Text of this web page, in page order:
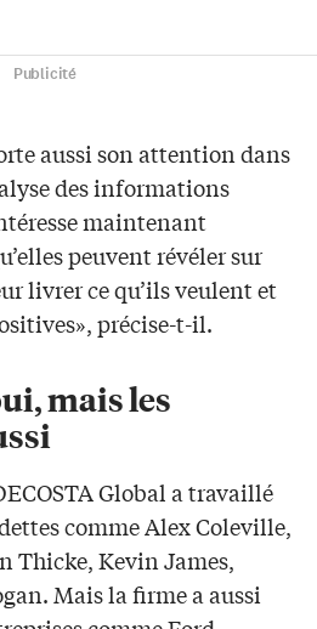
Publicité
aussi son attention dans
des informations
maintenant
peuvent révéler sur
livrer ce qu’ils veulent et
précise-t-il.
mais les
Global a travaillé
commeAlex Coleville,
Thicke, Kevin James,
Mais la firme a aussi